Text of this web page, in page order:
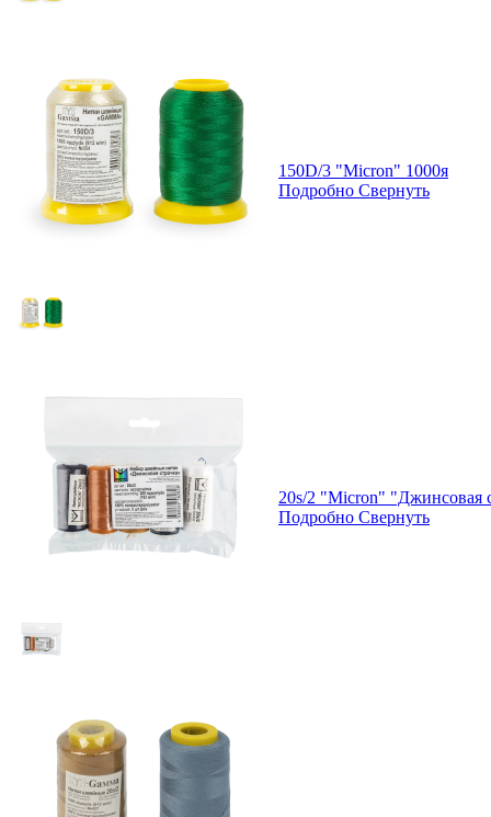
150D/3 "Micron" 1000я
Подробно Свернуть
20s/2 "Micron" "Джинсовая
Подробно Свернуть